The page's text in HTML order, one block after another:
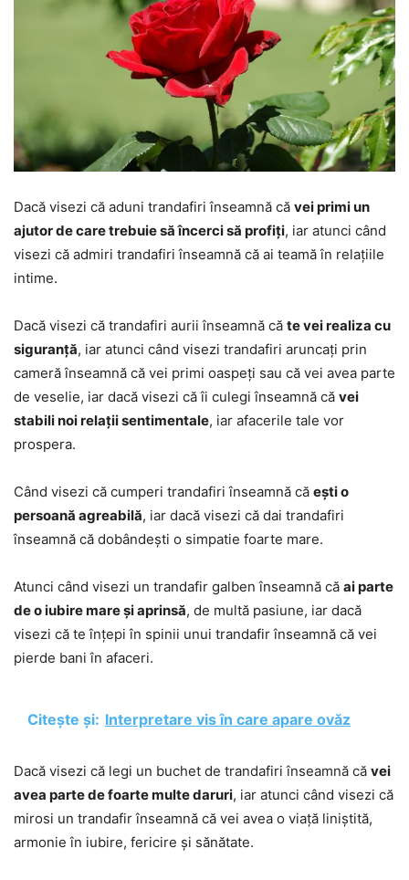
Dacă visezi că aduni trandafiri înseamnă că vei primi un
ajutor de care trebuie să încerci să profiți, iar atunci când
visezi că admiri trandafiri înseamnă că ai teamă în relațiile
intime.
Dacă visezi că trandafiri aurii înseamnă că te vei realiza cu
siguranță, iar atunci când visezi trandafiri aruncați prin
cameră înseamnă că vei primi oaspeți sau că vei avea parte
de veselie, iar dacă visezi că îi culegi înseamnă că vei
stabili noi relații sentimentale, iar afacerile tale vor
prospera.
Când visezi că cumperi trandafiri înseamnă că ești o
persoană agreabilă, iar dacă visezi că dai trandafiri
înseamnă că dobândești o simpatie foarte mare.
Atunci când visezi un trandafir galben înseamnă că ai parte
de o iubire mare și aprinsă, de multă pasiune, iar dacă
visezi că te înțepi în spinii unui trandafir înseamnă că vei
pierde bani în afaceri.
Citește și: Interpretare vis în care apare ovăz
Dacă visezi că legi un buchet de trandafiri înseamnă că vei
avea parte de foarte multe daruri, iar atunci când visezi că
mirosi un trandafir înseamnă că vei avea o viață liniștită,
armonie în iubire, fericire și sănătate.